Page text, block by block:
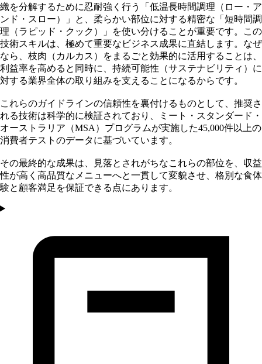
織を分解するために忍耐強く行う「低温長時間調理（ロー・ア
ンド・スロー）」と、柔らかい部位に対する精密な「短時間調
理（ラピッド・クック）」を使い分けることが重要です。この
技術スキルは、極めて重要なビジネス成果に直結します。なぜ
なら、枝肉（カルカス）をまるごと効果的に活用することは、
利益率を高めると同時に、持続可能性（サステナビリティ）に
対する業界全体の取り組みを支えることになるからです。
これらのガイドラインの信頼性を裏付けるものとして、推奨さ
れる技術は科学的に検証されており、ミート・スタンダード・
オーストラリア（MSA）プログラムが実施した45,000件以上の
消費者テストのデータに基づいています。
その最終的な成果は、見落とされがちなこれらの部位を、収益
性が高く高品質なメニューへと一貫して変貌させ、格別な食体
験と顧客満足を保証できる点にあります。